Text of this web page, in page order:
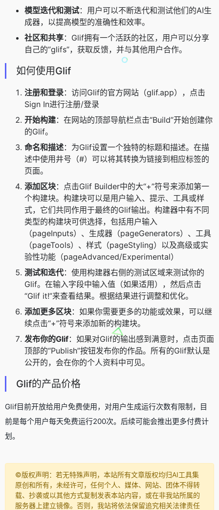
模型迭代和测试：用户可以不断迭代和测试他们的AI生
成器，以提高模型的准确性和效率。
社区和共享：Glif拥有一个活跃的社区，用户可以分享
自己的”glifs”，获取反馈，并与其他用户合作。
如何使用Glif
注册和登录：访问Glif的官方网站（glif.app），点击
Sign In进行注册/登录
开始构建：在网站的顶部导航栏点击“Build”开始创建你
的Glif。
命名和描述：为Glif设置一个独特的标题和描述。在描
述中使用井号（#）可以将其转换为链接到相应标签的
页面。
添加区块：点击Glif Builder中的大“+”符号来添加第一
个构建块。构建块可以是用户输入、提示、工具或样
式，它们共同作用于最终的Glif输出。构建器中有不同
类型的构建块可供选择，包括用户输入
（pageInputs）、生成器（pageGenerators）、工具
（pageTools）、样式（pageStyling）以及高级或实
验性功能（pageAdvanced/Experimental）
测试和迭代：使用构建器右侧的测试区域来测试你的
Glif。在输入字段中输入值（如果适用），然后点击
“Glif it!”来查看结果。根据结果进行调整和优化。
添加更多区块：如果你需要更多的功能或效果，可以继
续点击“+”符号来添加新的构建块。
发布你的Glif：如果对Glif的输出感到满意时，点击页面
顶部的“Publish”按钮发布你的作品。所有的Glif默认是
公开的，会在你的个人资料中可见。
Glif的产品价格
Glif目前开放给用户免费使用，对用户生成运行次数有限制，目
前是每个用户每天免费运行200次。后续可能会推出更多付费计
划。
©️版权声明：若无特殊声明，本站所有文章版权均归AI工具集
原创和所有，未经许可，任何个人、媒体、网站、团体不得转
载、抄袭或以其他方式复制发表本站内容，或在非我站所属的
服务器上建立镜像。否则，我站将依法保留追究相关法律责任